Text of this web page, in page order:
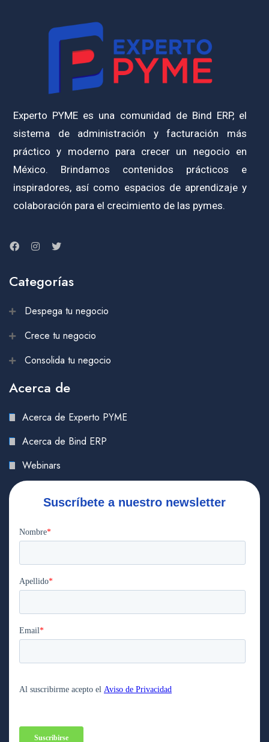
Experto PYME es una comunidad de Bind ERP, el
sistema de administración y facturación más
práctico y moderno para crecer un negocio en
México. Brindamos contenidos prácticos e
inspiradores, así como espacios de aprendizaje y
colaboración para el crecimiento de las pymes.
Categorías
Despega tu negocio
Crece tu negocio
Consolida tu negocio
Acerca de
Acerca de Experto PYME
Acerca de Bind ERP
Webinars
Suscríbete a nuestro newsletter